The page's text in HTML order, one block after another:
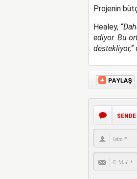
Projenin
Healey,
ediyor. Bu
destekliyor,”